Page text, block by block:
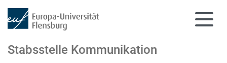
Stabsstelle Kommunikation